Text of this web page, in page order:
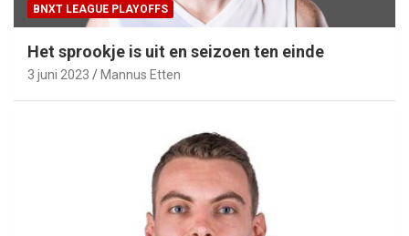
BNXT LEAGUE PLAYOFFS
Het sprookje is uit en seizoen ten einde
3 juni 2023 Mannus Etten